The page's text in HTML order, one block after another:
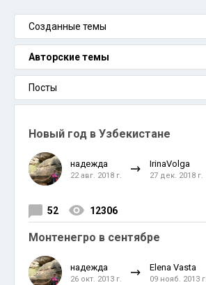
Созданные темы
Авторские темы
Посты
Новый год в Узбекистане
надежда
22 авг. 2018 г.
IrinaVolga
27 дек. 2018 г.
52 12306
Монтенегро в сентябре
надежда
26 окт. 2013 г.
Elena Vasta
09 нояб. 2013 г.